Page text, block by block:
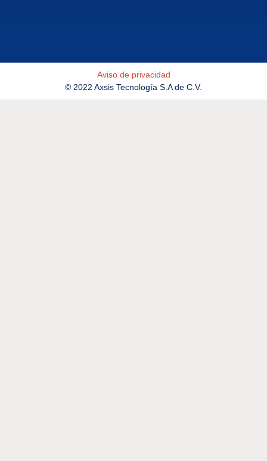
Aviso de privacidad
© 2022 Axsis Tecnología S.A de C.V.